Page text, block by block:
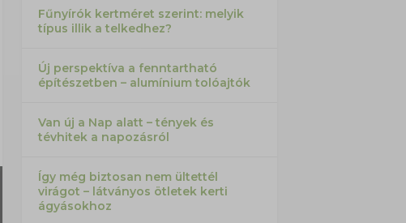
Fűnyírók kertméret szerint: melyik
típus illik a telkedhez?
Új perspektíva a fenntartható
építészetben – alumínium tolóajtók
Van új a Nap alatt – tények és
tévhitek a napozásról
Így még biztosan nem ültettél
virágot – látványos ötletek kerti
ágyásokhoz